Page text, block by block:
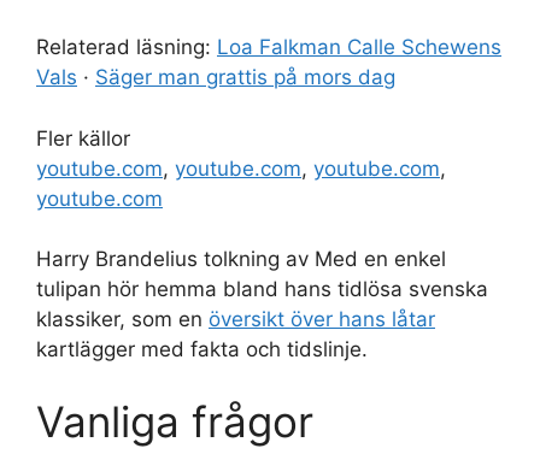
Relaterad läsning: Loa Falkman Calle Schewens
Vals · Säger man grattis på mors dag
Fler källor
youtube.com, youtube.com, youtube.com,
youtube.com
Harry Brandelius tolkning av Med en enkel
tulipan hör hemma bland hans tidlösa svenska
klassiker, som en översikt över hans låtar
kartlägger med fakta och tidslinje.
Vanliga frågor